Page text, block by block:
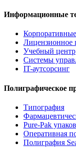
Информационные
Лицензионное
Учебный центр
Системы
IT-аутсорсинг
Полиграфическое
Типография
Pure-Pak
Оперативная
Полиграфия